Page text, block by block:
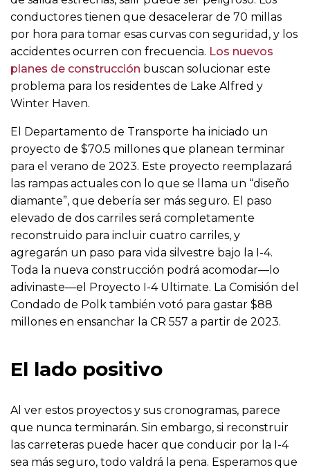
conductores tienen que desacelerar de 70 millas
por hora para tomar esas curvas con seguridad, y los
accidentes ocurren con frecuencia. Los nuevos
planes de construcción buscan solucionar este
problema para los residentes de Lake Alfred y
Winter Haven.
El Departamento de Transporte ha iniciado un
proyecto de $70.5 millones que planean terminar
para el verano de 2023. Este proyecto reemplazará
las rampas actuales con lo que se llama un “diseño
diamante”, que debería ser más seguro. El paso
elevado de dos carriles será completamente
reconstruido para incluir cuatro carriles, y
agregarán un paso para vida silvestre bajo la I-4.
Toda la nueva construcción podrá acomodar—lo
adivinaste—el Proyecto I-4 Ultimate. La Comisión del
Condado de Polk también votó para gastar $88
millones en ensanchar la CR 557 a partir de 2023.
El lado positivo
Al ver estos proyectos y sus cronogramas, parece
que nunca terminarán. Sin embargo, si reconstruir
las carreteras puede hacer que conducir por la I-4
sea más seguro, todo valdrá la pena. Esperamos que